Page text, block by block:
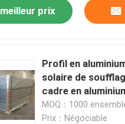
meilleur prix
Profil en
solaire de
cadre en
frontière AA15
MOQ：1000
Prix：Négociable